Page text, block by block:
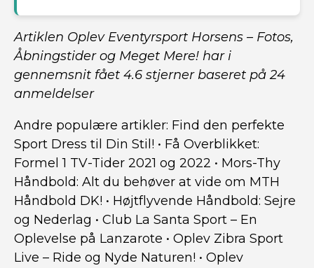
Artiklen Oplev Eventyrsport Horsens – Fotos,
Åbningstider og Meget Mere! har i
gennemsnit fået 4.6 stjerner baseret på24
anmeldelser
Andre populære artikler: Find den perfekte
Sport Dress til Din Stil! • Få Overblikket:
Formel 1 TV-Tider 2021 og 2022 • Mors-Thy
Håndbold: Alt du behøver at vide om MTH
Håndbold DK! • Højtflyvende Håndbold: Sejre
og Nederlag • Club La Santa Sport – En
Oplevelse på Lanzarote • Oplev Zibra Sport
Live – Ride og Nyde Naturen! • Oplev